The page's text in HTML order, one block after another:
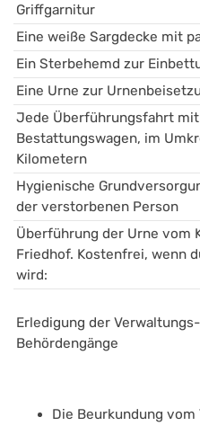
Griffgarnitur
Eine weiße Sargdecke mit
Ein Sterbehemd zur
Eine Urne zur
Jede Überführungsfahrt
Bestattungswagen, im
Kilometern
Hygienische
der verstorbenen Person
Überführung der Urne vom
Friedhof. Kostenfrei, wenn
wird:
Erledigung der
Behördengänge
Die Beurkundung